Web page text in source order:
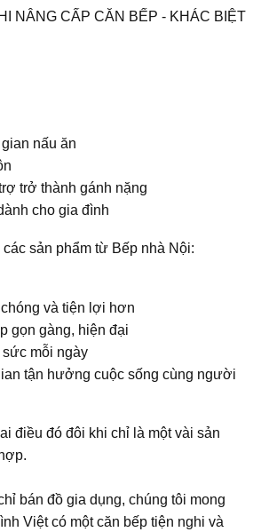
NÂNG CẤP CĂN BẾP - KHÁC BIỆT
nấu ăn
trở thành gánh nặng
cho gia đình
sản phẩm từ Bếp nhà Nội:
và tiện lợi hơn
gọn gàng, hiện đại
mỗi ngày
tận hưởng cuộc sống cùng người
điều đó đôi khi chỉ là một vài sản
bán đồ gia dụng, chúng tôi mong
Việt có một căn bếp tiện nghi và